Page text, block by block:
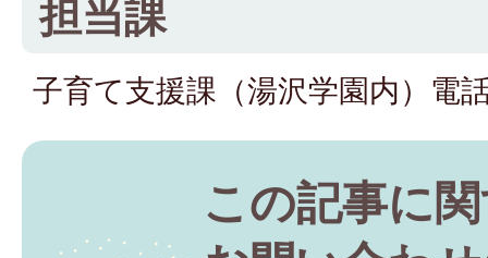
担当課
子育て支援課（湯沢学園内）電
この記事に